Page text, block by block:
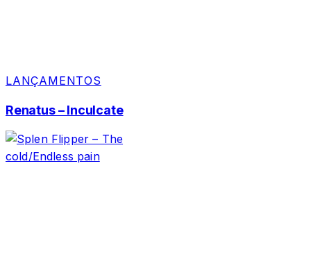
LANÇAMENTOS
Renatus – Inculcate